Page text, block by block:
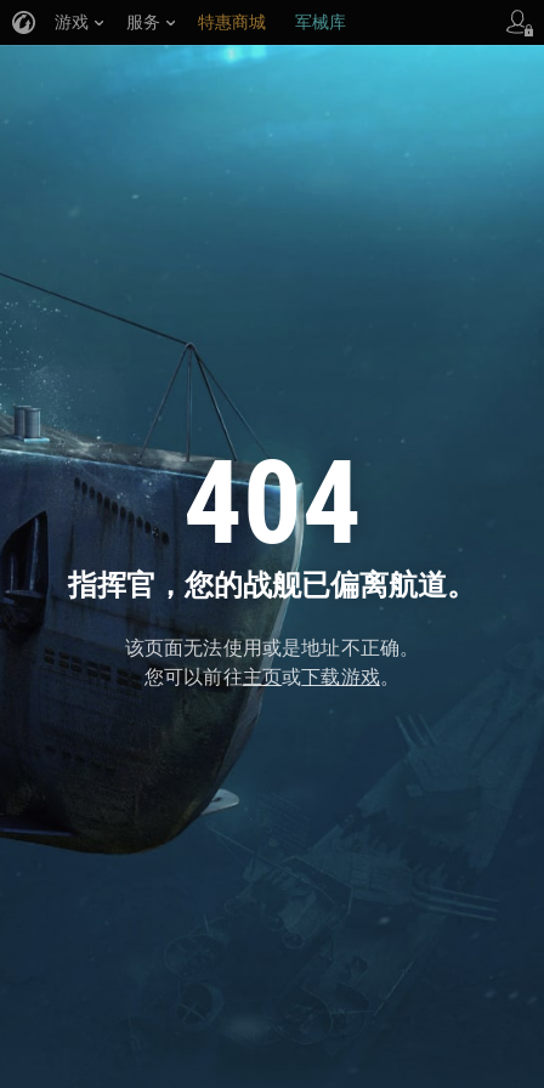
404
指挥官，您的战舰已偏离航道。
该页面无法使用或是地址不正确。
您可以前往主页或下载游戏。
游戏 服务 特惠商城 军械库